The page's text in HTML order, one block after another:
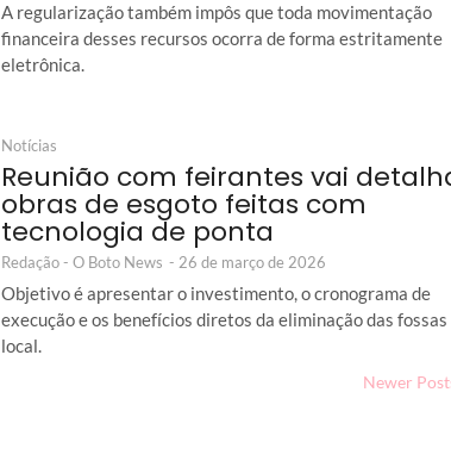
A regularização também impôs que toda movimentação
financeira desses recursos ocorra de forma estritamente
eletrônica.
Notícias
Reunião com feirantes vai
obras de esgoto feitas com
tecnologia de ponta
Redação - O Boto News - 26 de março de 2026
Objetivo é apresentar o investimento, o cronograma de
execução e os benefícios diretos da eliminação das fossas
local.
Newer